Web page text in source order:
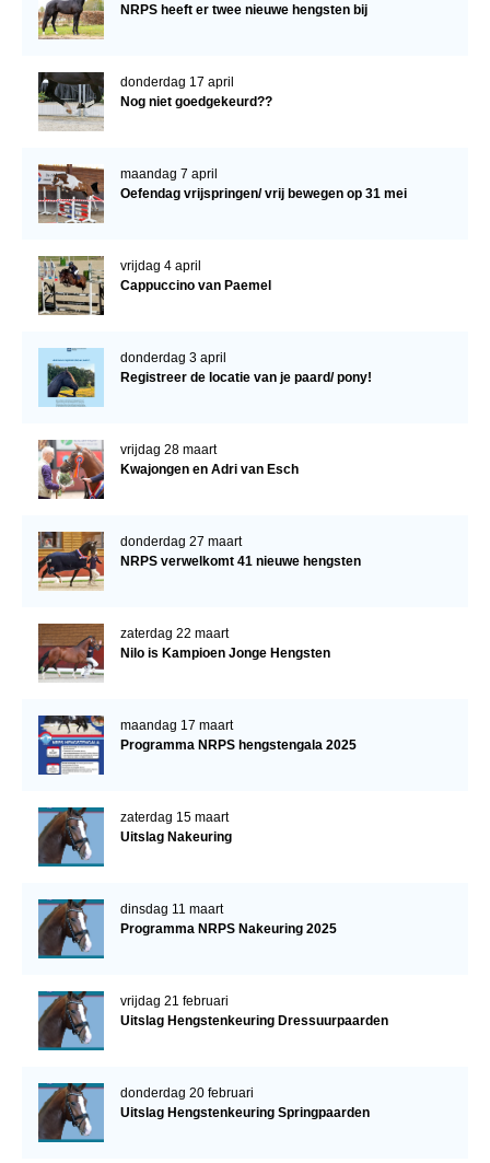
NRPS heeft er twee nieuwe hengsten bij
donderdag 17 april
Nog niet goedgekeurd??
maandag 7 april
Oefendag vrijspringen/ vrij bewegen op 31 mei
vrijdag 4 april
Cappuccino van Paemel
donderdag 3 april
Registreer de locatie van je paard/ pony!
vrijdag 28 maart
Kwajongen en Adri van Esch
donderdag 27 maart
NRPS verwelkomt 41 nieuwe hengsten
zaterdag 22 maart
Nilo is Kampioen Jonge Hengsten
maandag 17 maart
Programma NRPS hengstengala 2025
zaterdag 15 maart
Uitslag Nakeuring
dinsdag 11 maart
Programma NRPS Nakeuring 2025
vrijdag 21 februari
Uitslag Hengstenkeuring Dressuurpaarden
donderdag 20 februari
Uitslag Hengstenkeuring Springpaarden